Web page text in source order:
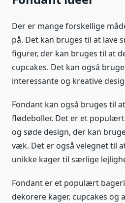
Der er mange forskellige
på. Det kan bruges til at lave
figurer, der kan bruges til at
cupcakes. Det kan også
interessante og kreative
Fondant kan også bruges til
flødeboller. Det er et
og søde design, der kan
væk. Det er også velegnet til
unikke kager til særlige
Fondant er et populært
dekorere kager, cupcakes og